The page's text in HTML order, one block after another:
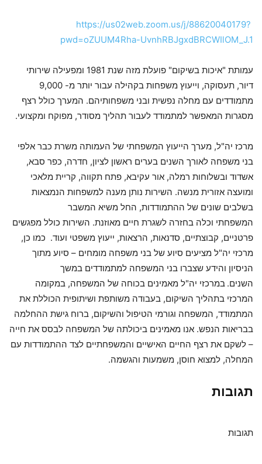
https://us02web.zoom.us/j/88620040179?
pwd=oZUUM4Rha-UvnhRBJgxdBRCWIlOM_J.1
עמותת "איכות בשיקום" פועלת מזה שנת 1981 ומפעילה שירותי
דיור, תעסוקה, וייעוץ משפחות בקהילה עבור יותר מ- 9,000
מתמודדים עם מחלה נפשית ובני משפחותיהם. המערך כולל רצף
מסגרות המאפשר למתמודד לעבור תהליך מסודר, מפוקח ומקצועי.
מרכז יה"ל, מערך הייעוץ המשפחתי של העמותה משרת כבר אלפי
בני משפחה לאורך השנים בערים ראשון לציון, חדרה, כפר סבא,
אשדוד ובשלוחות רמלה, אור עקיבא, פתח תקווה, קריית מלאכי
ומועצה אזורית מנשה. השירות נותן מענה למשפחות הנמצאות
בשלבים שונים של ההתמודדות, החל משיא המשבר
המשפחתי וכלה בחזרה לשגרת חיים מאוזנת. השירות כולל מפגשים
פרטניים, קבוצתיים, סדנאות, הרצאות, ייעוץ משפטי ועוד. כמו כן,
מרכזי יה"ל מציעים סיוע של בני משפחה מומחים – סיוע מתוך
הניסיון והידע שצברו בני המשפחה למתמודדים במשך
השנים. במרכזי יה"ל מאמינים בכוחה של המשפחה, במקומה
המרכזי בתהליך השיקום, בעבודה משותפת ושיתופית הכוללת את
המתמודד, המשפחה וגורמי הטיפול והשיקום, ברוח גישת ההחלמה
בבריאות הנפש. אנו מאמינים ביכולתה של המשפחה לבסס את חייה
– לשקם את רצף החיים האישיים והמשפחתיים לצד ההתמודדות עם
המחלה, למצוא חוסן, משמעות והגשמה.
תגובות
תגובות